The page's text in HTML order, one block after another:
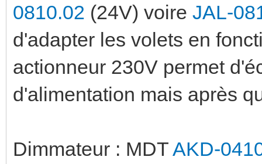
0810.02 (24V) voire JAL-
d'adapter les volets en
actionneur 230V permet
d'alimentation mais après
Dimmateur : MDTAKD-